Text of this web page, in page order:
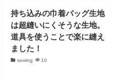
持ち込みの巾着バッグ生地
は超縫いにくそうな生地。
道具を使うことで楽に縫え
ました！
sewing 10